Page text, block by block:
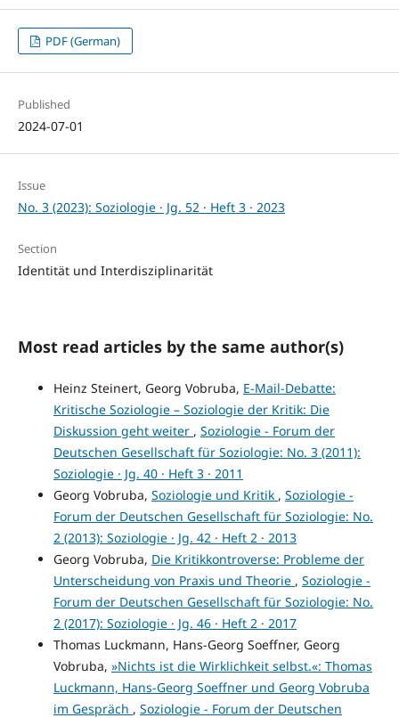
PDF (German)
Published
2024-07-01
Issue
No. 3 (2023): Soziologie · Jg. 52 · Heft 3 · 2023
Section
Identität und Interdisziplinarität
Most read articles by the same author(s)
Heinz Steinert, Georg Vobruba, E-Mail-Debatte:
Kritische Soziologie – Soziologie der Kritik: Die
Diskussion geht weiter , Soziologie - Forum der
Deutschen Gesellschaft für Soziologie: No. 3 (2011):
Soziologie · Jg. 40 · Heft 3 · 2011
Georg Vobruba, Soziologie und Kritik , Soziologie -
Forum der Deutschen Gesellschaft für Soziologie: No.
2 (2013): Soziologie · Jg. 42 · Heft 2 · 2013
Georg Vobruba, Die Kritikkontroverse: Probleme der
Unterscheidung von Praxis und Theorie , Soziologie -
Forum der Deutschen Gesellschaft für Soziologie: No.
2 (2017): Soziologie · Jg. 46 · Heft 2 · 2017
Thomas Luckmann, Hans-Georg Soeffner, Georg
Vobruba, »Nichts ist die Wirklichkeit selbst.«: Thomas
Luckmann, Hans-Georg Soeffner und Georg Vobruba
im Gespräch , Soziologie - Forum der Deutschen